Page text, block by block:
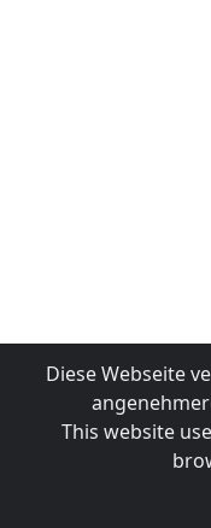
Diese Webseite
This website